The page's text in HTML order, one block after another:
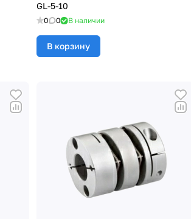
GL-5-10
0 0 В наличии
В корзину